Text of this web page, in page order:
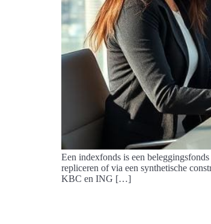
Een indexfonds is een
repliceren of via een synthetische
KBC en ING […]